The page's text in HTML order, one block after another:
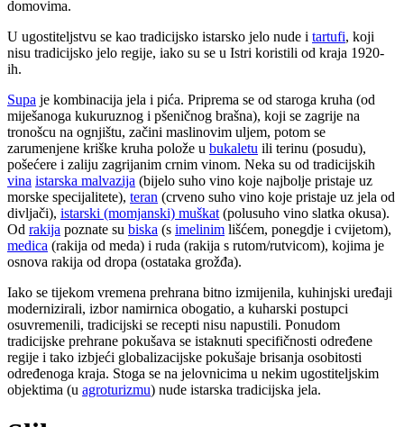
domovima.
U ugostiteljstvu se kao tradicijsko istarsko jelo nude i tartufi, koji
nisu tradicijsko jelo regije, iako su se u Istri koristili od kraja 1920-
ih.
Supa je kombinacija jela i pića. Priprema se od staroga kruha (od
miješanoga kukuruznog i pšeničnog brašna), koji se zagrije na
tronošcu na ognjištu, začini maslinovim uljem, potom se
zarumenjene kriške kruha polože u bukaletu ili terinu (posudu),
pošećere i zaliju zagrijanim crnim vinom. Neka su od tradicijskih
vina istarska malvazija (bijelo suho vino koje najbolje pristaje uz
morske specijalitete), teran (crveno suho vino koje pristaje uz jela od
divljači), istarski (momjanski) muškat (polusuho vino slatka okusa).
Od rakija poznate su biska (s imelinim lišćem, ponegdje i cvijetom),
medica (rakija od meda) i ruda (rakija s rutom/rutvicom), kojima je
osnova rakija od dropa (ostataka grožđa).
Iako se tijekom vremena prehrana bitno izmijenila, kuhinjski uređaji
modernizirali, izbor namirnica obogatio, a kuharski postupci
osuvremenili, tradicijski se recepti nisu napustili. Ponudom
tradicijske prehrane pokušava se istaknuti specifičnosti određene
regije i tako izbjeći globalizacijske pokušaje brisanja osobitosti
određenoga kraja. Stoga se na jelovnicima u nekim ugostiteljskim
objektima (u agroturizmu) nude istarska tradicijska jela.